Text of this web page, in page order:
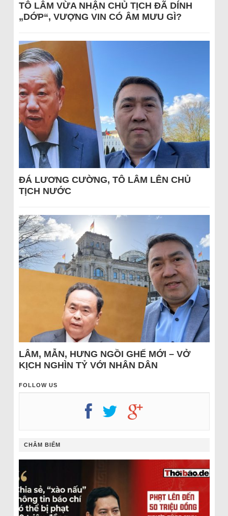
TÔ LÂM VỪA NHẬN CHỦ TỊCH ĐÃ DÍNH
„DỚP“, VƯỢNG VIN CÓ ÂM MƯU GÌ?
ĐÁ LƯƠNG CƯỜNG, TÔ LÂM LÊN CHỦ
TỊCH NƯỚC
LÂM, MẪN, HƯNG NGỒI GHẾ MỚI – VỞ
KỊCH NGHÌN TỶ VỚI NHÂN DÂN
FOLLOW US
CHÂM BIẾM